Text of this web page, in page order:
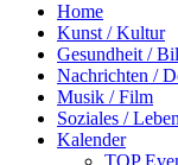
Home
Kunst / Kultur
Gesundheit /
Nachrichten /
Musik / Film
Soziales / Leben
Kalender